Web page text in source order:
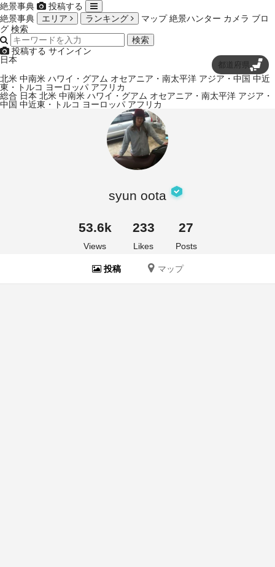
絶景事典
投稿する
絶景事典
エリア ランキング マップ 絶景ハンター カメラ ブロ
グ 検索
検索
投稿する サインイン
日本
都道府県
北米 中南米 ハワイ・グアム オセアニア・南太平洋 アジア・中国 中近
東・トルコ ヨーロッパ アフリカ
総合 日本 北米 中南米 ハワイ・グアム オセアニア・南太平洋 アジア・
中国 中近東・トルコ ヨーロッパ アフリカ
syun oota
53.6k
Views
233
Likes
27
Posts
投稿 マップ